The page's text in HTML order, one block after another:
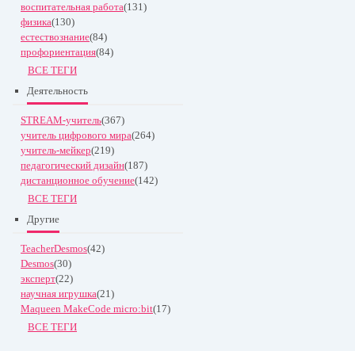
воспитательная работа(131)
физика(130)
естествознание(84)
профориентация(84)
ВСЕ ТЕГИ
Деятельность
STREAM-учитель(367)
учитель цифрового мира(264)
учитель-мейкер(219)
педагогический дизайн(187)
дистанционное обучение(142)
ВСЕ ТЕГИ
Другие
TeacherDesmos(42)
Desmos(30)
эксперт(22)
научная игрушка(21)
Maqueen MakeCode micro:bit(17)
ВСЕ ТЕГИ